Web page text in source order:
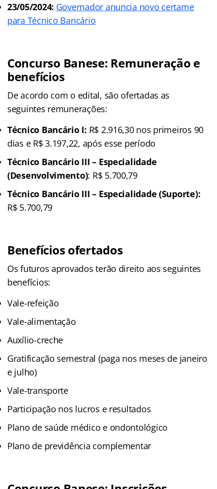
23/05/2024: Governador anuncia novo certame
para Técnico Bancário
Concurso Banese: Remuneração e
benefícios
De acordo com o edital, são ofertadas as
seguintes remunerações:
Técnico Bancário I: R$ 2.916,30 nos primeiros 90
dias e R$ 3.197,22, após esse período
Técnico Bancário III – Especialidade
(Desenvolvimento): R$ 5.700,79
Técnico Bancário III – Especialidade (Suporte):
R$ 5.700,79
Benefícios ofertados
Os futuros aprovados terão direito aos seguintes
benefícios:
Vale-refeição
Vale-alimentação
Auxílio-creche
Gratificação semestral (paga nos meses de janeiro
e julho)
Vale-transporte
Participação nos lucros e resultados
Plano de saúde médico e ondontológico
Plano de previdência complementar